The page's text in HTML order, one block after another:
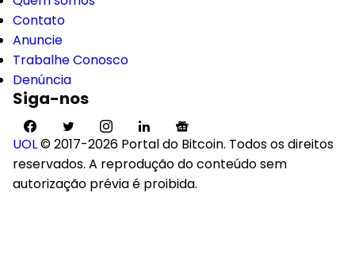
Contato
Anuncie
Trabalhe Conosco
Denúncia
Siga-nos
UOL© 2017-2026 Portal do Bitcoin. Todos os direitos
reservados. A reprodução do conteúdo sem
autorização prévia é proibida.